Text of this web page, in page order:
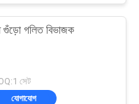
গুঁড়ো গলিত বিভাজক
সেট
যোগাযোগ